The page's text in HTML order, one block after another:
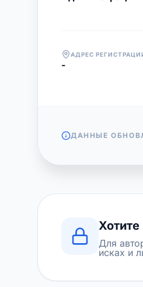
АДРЕС
-
ДАННЫЕ
Для
исках и